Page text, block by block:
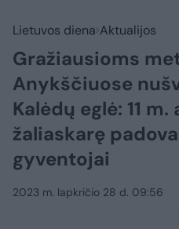
Lietuvos diena Aktualijos
Gražiausioms
Anykščiuose
Kalėdų eglė: 11
žaliaskarę
gyventojai
2023 m. lapkričio 28 d. 09:56